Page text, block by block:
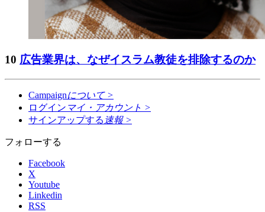
10 広告業界は、なぜイスラム教徒を排除するのか
Campaignについて >
ログイン マイ・アカウント >
サインアップする 速報 >
フォローする
Facebook
X
Youtube
Linkedin
RSS